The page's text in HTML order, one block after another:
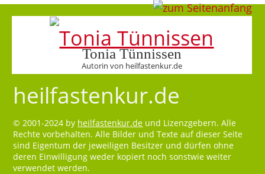
Tonia Tünnissen
Autorin von heilfastenkur.de
heilfastenkur.de
© 2001-2024 by heilfastenkur.de und Lizenzgebern. Alle
Rechte vorbehalten. Alle Bilder und Texte auf dieser Seite
sind Eigentum der jeweiligen Besitzer und dürfen ohne
deren Einwilligung weder kopiert noch sonstwie weiter
verwendet werden.